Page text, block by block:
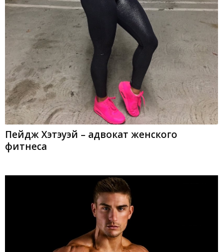
Пейдж Хэтэуэй – адвокат женского
фитнеса